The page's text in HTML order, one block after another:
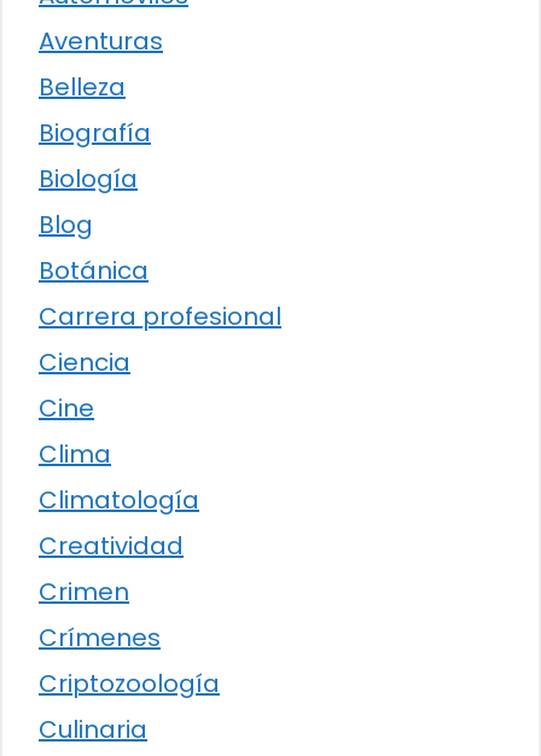
Aventuras
Belleza
Biografía
Biología
Blog
Botánica
Carrera profesional
Ciencia
Cine
Clima
Climatología
Creatividad
Crimen
Crímenes
Criptozoología
Culinaria